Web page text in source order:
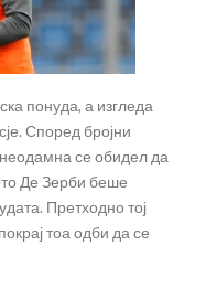
понуда, а изгледа
Според бројни
се обидел да
Де Зерби беше
Претходно тој
тоа одби да се